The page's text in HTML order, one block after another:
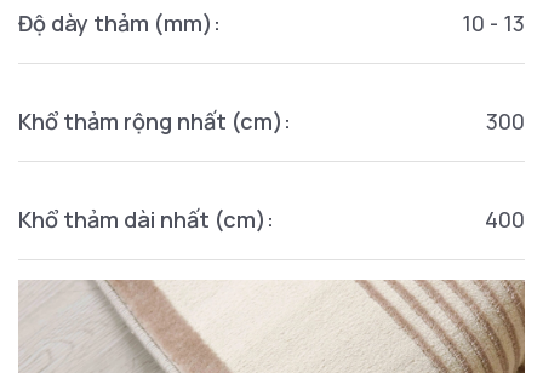
Độ dày thảm (mm): 10 - 13
Khổ thảm rộng nhất (cm): 300
Khổ thảm dài nhất (cm): 400